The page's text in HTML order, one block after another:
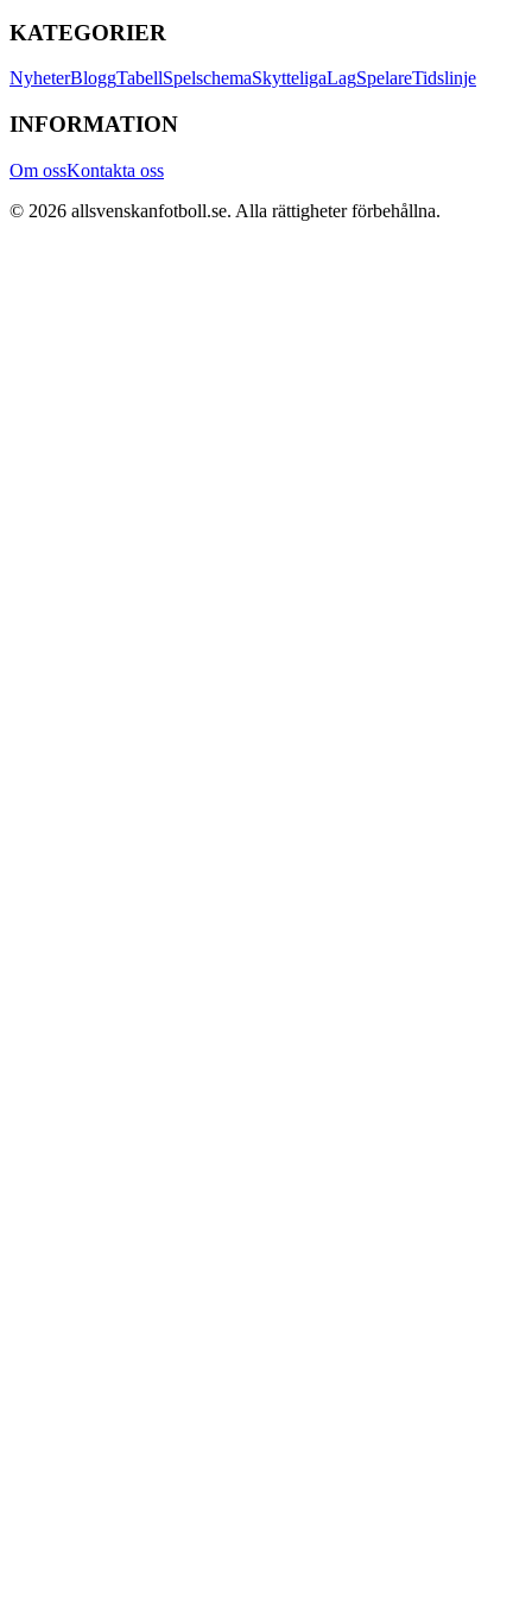
KATEGORIER
NyheterBloggTabellSpelschemaSkytteligaLagSpelareTidslinje
INFORMATION
Om ossKontakta oss
© 2026 allsvenskanfotboll.se. Alla rättigheter förbehållna.